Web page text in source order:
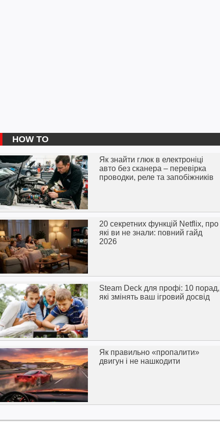
HOW TO
Як знайти глюк в електроніці
авто без сканера – перевірка
проводки, реле та запобіжників
20 секретних функцій Netflix, про
які ви не знали: повний гайд
2026
Steam Deck для профі: 10 порад,
які змінять ваш ігровий досвід
Як правильно «пропалити»
двигун і не нашкодити